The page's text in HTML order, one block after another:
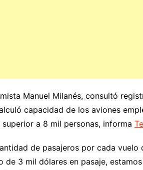
Manuel Milanés, consultó
capacidad de los aviones
a 8 mil personas, informa
de pasajeros por cada
de 3 mil dólares en pasaje,